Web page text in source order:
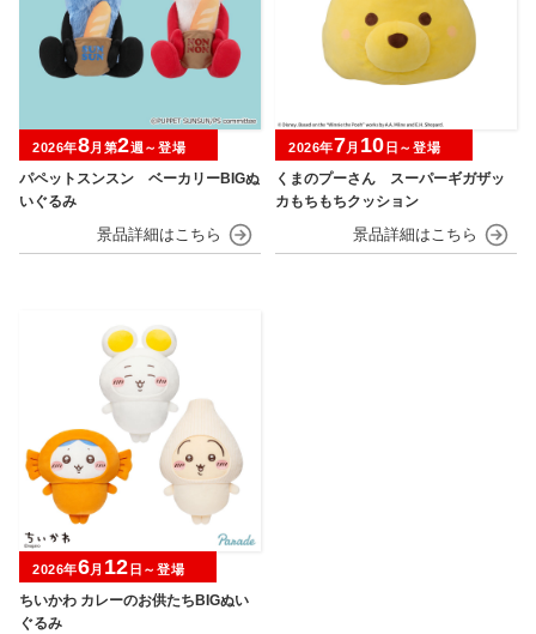
パペットスンスン ベーカリーBIGぬ
いぐるみ
2026年8月第2週～登場
くまのプーさん スーパーギガザッ
カもちもちクッション
2026年7月 10 日～登場
ちいかわ カレーのお供たちBIGぬい
ぐるみ
2026年6月 12 日～登場